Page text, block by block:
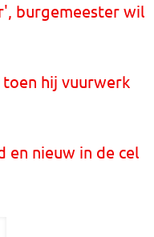
burgemeester wil
toen hij vuurwerk
en nieuw in de cel